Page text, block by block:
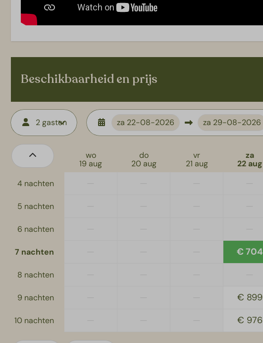
Beschikbaarheid en prijs
2 gasten za 22-08-2026 za 29-08-2026
wo
19 aug
do
20 aug
vr
21 aug
za
22 aug
4 nachten
5 nachten
6 nachten
7 nachten € 704
8 nachten
9 nachten € 899
10 nachten € 976